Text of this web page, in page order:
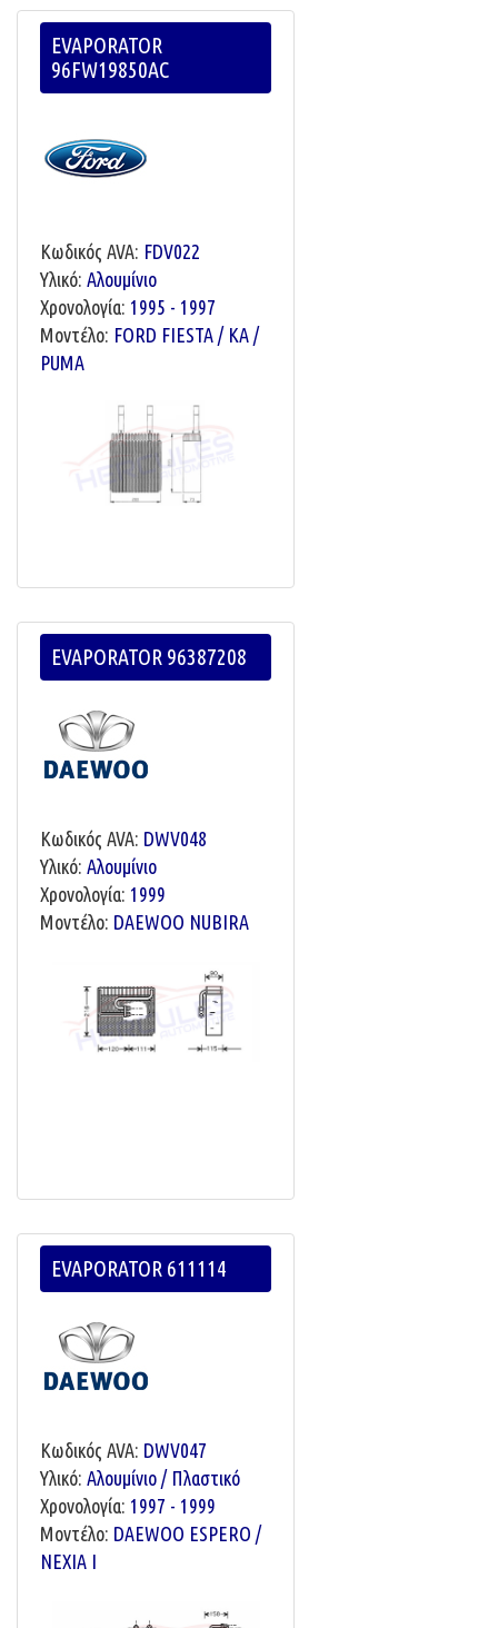
EVAPORATOR
96FW19850AC
Κωδικός AVA: FDV022
Υλικό: Αλουμίνιο
Χρονολογία: 1995 - 1997
Μοντέλο: FORD FIESTA / KA /
PUMA
EVAPORATOR 96387208
Κωδικός AVA: DWV048
Υλικό: Αλουμίνιο
Χρονολογία: 1999
Μοντέλο: DAEWOO NUBIRA
EVAPORATOR 611114
Κωδικός AVA: DWV047
Υλικό: Αλουμίνιο / Πλαστικό
Χρονολογία: 1997 - 1999
Μοντέλο: DAEWOO ESPERO /
NEXIA I